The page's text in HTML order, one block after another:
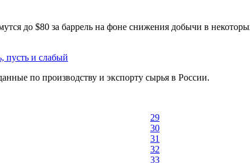
до $80 за баррель на фоне снижения добычи в
пусть и слабый
по производству и экспорту сырья в России.
29
30
31
32
33